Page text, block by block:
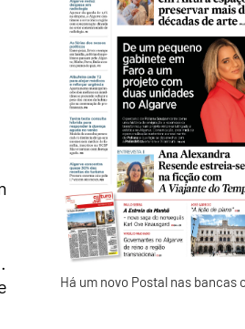
Há um novo Postal nas bancas